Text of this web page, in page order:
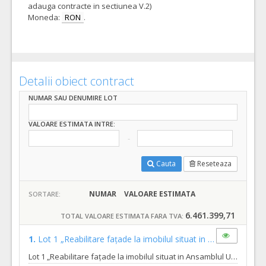
adauga contracte in sectiunea V.2)
Moneda: RON .
Detalii obiect contract
NUMAR SAU DENUMIRE LOT
VALOARE ESTIMATA INTRE:
Cauta Reseteaza
SORTARE: NUMAR VALOARE ESTIMATA
TOTAL VALOARE ESTIMATA FARA TVA: 6.461.399,71
1. Lot 1 „Reabilitare fațade la imobilul situat in Ansamblul Urban Centrul Istoric Oradea, str. Bradului, nr.27”
Lot 1 „Reabilitare fațade la imobilul situat in Ansamblul Urban Centrul Istoric Oradea, str. Bradului, nr.27” Tipurile de lucrari sunt cele descrise in caietul de sarcini/nr.228278 din 24.03.2020 proiectele tehnice de executie puse la dispozitie si intocmite de SC ATAMORA SRL dupa cum urmeaza: Lucrările care se vor executa sunt : - Refacerea tencuielilor exterioare; - Zugrăveli cromatice fațade și socluri; - Refacerea soclurilor; - Reabilitarea ferestrelor cu tâmplărie din lemn prezente pe fațade si vopsirea lor in culoare conform cod RAL 9004 - Repararea profilelor, ancadramentelor, brâielor; - Îndepărtarea cablurilor de la nivelul fațadelor; - Restaurarea integrală și unitară a tâmplăriilor; - Vopsitoria tâmplăriilor și a elementelor metalice; - Îndepărtarea finisajelor neconforme; - Refacerea suprafețelor afectate; - Îndepărtarea sau mascarea cablurilor de pe fațade; - Înlocuirea sistemului de colectare a apelor pluviale; - Înlocuirea elementelor degradate ale șarpantei; - Schimbarea parțială a învelitorii;